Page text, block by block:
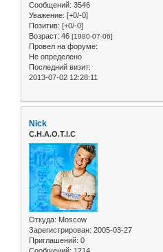
Сообщений: 3546
Уважение: [+0/-0]
Позитив: [+0/-0]
Возраст: 46 [1980-07-06]
Провел на форуме:
Не определено
Последний визит:
2013-07-02 12:28:11
Nick
C.H.A.O.T.I.C
Откуда: Moscow
Зарегистрирован: 2005-03-27
Приглашений: 0
Сообщений: 1214